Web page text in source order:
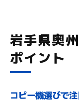
経済効率を
コピー
カウンタ
奥州市で
岩手県奥
ポイント
コピー機選びで